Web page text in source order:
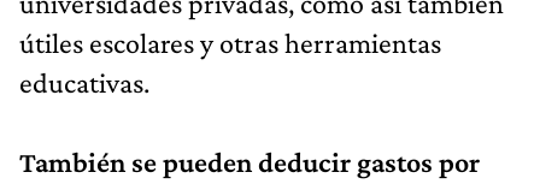
útiles escolares y otras herramientas
educativas.
También se pueden deducir gastos por